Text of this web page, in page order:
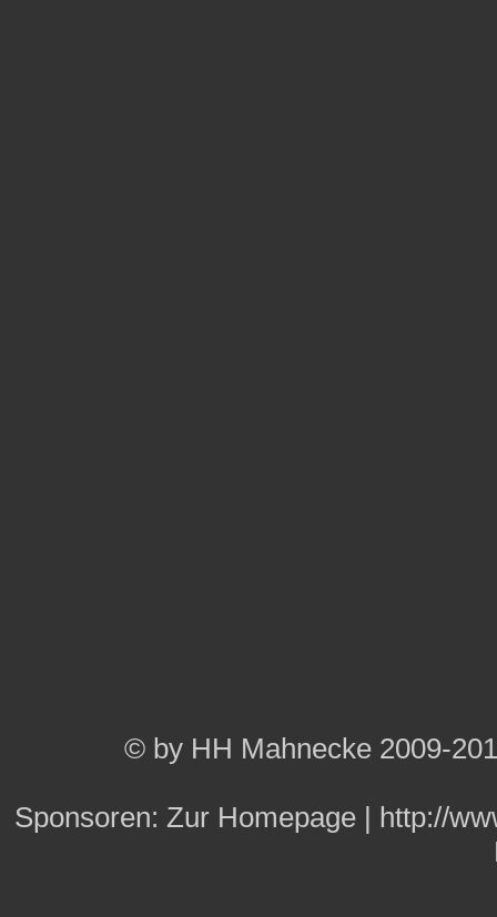
© by HH Mahnecke 2009-
Sponsoren: Zur Homepage | http://